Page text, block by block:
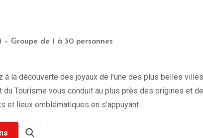
Groupe de 1 à 30 personnes
la découverte des joyaux de l’une des plus belles
Tourisme vous conduit au plus près des origines et
et lieux emblématiques en s’appuyant …